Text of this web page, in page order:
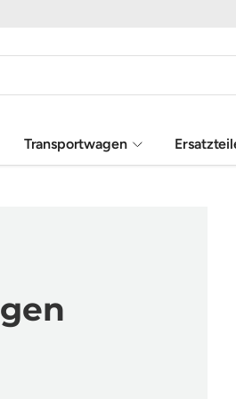
Transportwagen